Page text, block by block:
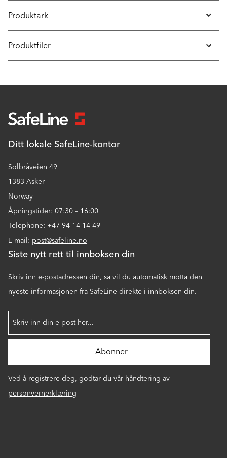
Produktark
Produktfiler
Ditt lokale SafeLine-kontor
Solbråveien 49
1383 Asker
Norway
Åpningstider: 07:30 – 16:00
Telephone: +47 94 14 14 49
E-mail: post@safeline.no
Siste nytt rett til innboksen din
Skriv inn e-postadressen din, så vil du automatisk motta den
nyeste informasjonen fra SafeLine direkte i innboksen din.
Ved å registrere deg, godtar du vår håndtering av
personvernerklæring